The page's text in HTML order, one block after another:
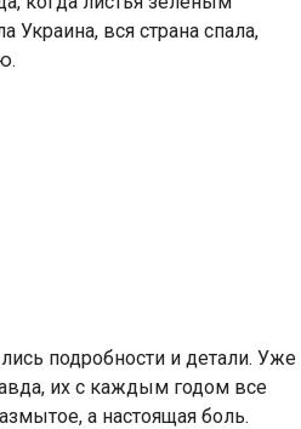
Ук­раина, вся страна спала,
подробности и детали. Уже
их с каждым годом все
а на­стоящая боль.